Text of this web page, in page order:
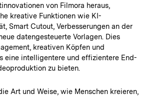
von Filmora heraus,
kreative Funktionen wie KI-
Smart Cutout, Verbesserungen an der
datengesteuerte Vorlagen. Dies
kreativen Köpfen und
eine intelligentere und effizientere End-
zu bieten.
Art und Weise, wie Menschen kreieren,